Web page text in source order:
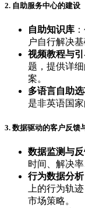
2. 自助服务中心的建设
自助知识库
户自行解决
视频教程与
题，提供详
案。
多语言自助
是非英语国
3. 数据驱动的客户反馈
数据监测与
时间、解决
行为数据分析
上的行为轨
市场策略。